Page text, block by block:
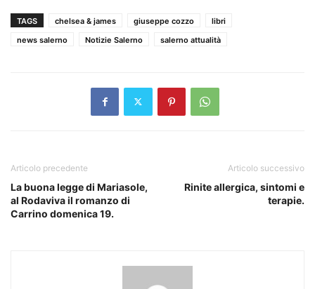
TAGS chelsea & james giuseppe cozzo
libri
news salerno
Notizie Salerno salerno attualità
Articolo precedente
La buona legge di Mariasole,
al Rodaviva il romanzo di
Carrino domenica 19.
Articolo successivo
Rinite allergica, sintomi e
terapie.